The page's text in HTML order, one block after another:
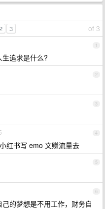
of 3
3
1
追求是什么?
2
3
4
红书写 emo 文赚流量去
5
6
的梦想是不用工作，财务自